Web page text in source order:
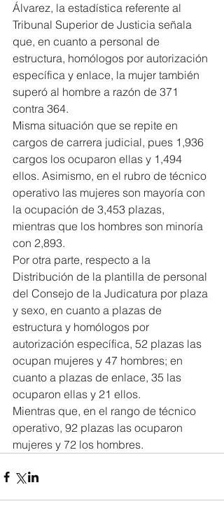
Álvarez, la estadística referente al
Tribunal Superior de Justicia señala
que, en cuanto a personal de
estructura, homólogos por autorización
específica y enlace, la mujer también
superó al hombre a razón de 371
contra 364.
Misma situación que se repite en
cargos de carrera judicial, pues 1,936
cargos los ocuparon ellas y 1,494
ellos. Asimismo, en el rubro de técnico
operativo las mujeres son mayoría con
la ocupación de 3,453 plazas,
mientras que los hombres son minoría
con 2,893.
Por otra parte, respecto a la
Distribución de la plantilla de personal
del Consejo de la Judicatura por plaza
y sexo, en cuanto a plazas de
estructura y homólogos por
autorización específica, 52 plazas las
ocupan mujeres y 47 hombres; en
cuanto a plazas de enlace, 35 las
ocuparon ellas y 21 ellos.
Mientras que, en el rango de técnico
operativo, 92 plazas las ocuparon
mujeres y 72 los hombres.